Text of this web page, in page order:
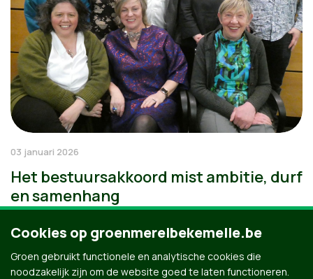
03 januari 2026
Het bestuursakkoord mist ambitie, durf
en samenhang
Cookies op groenmerelbekemelle.be
Groen gebruikt functionele en analytische cookies die
noodzakelijk zijn om de website goed te laten functioneren.